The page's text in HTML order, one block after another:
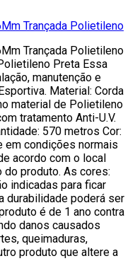
Trançada Polietileno
Trançada Polietileno
Preta Essa
manutenção e
Material: Corda
material de Polietileno
tratamento Anti-U.V.
570 metros Cor:
em condições normais
acordo com o local
do produto. As cores:
indicadas para ficar
durabilidade poderá ser
é de 1 ano contra
danos causados
queimaduras,
produto que altere a